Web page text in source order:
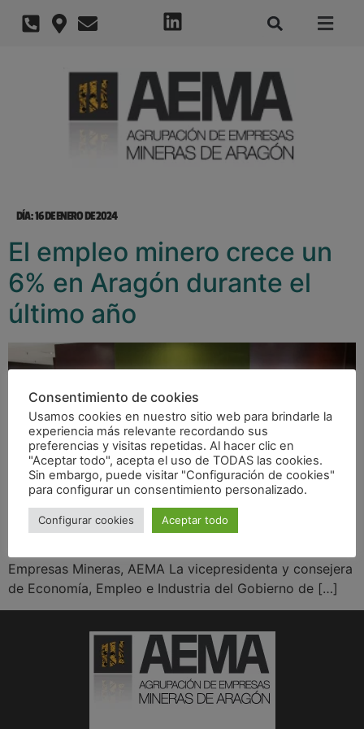
DÍA:16 DE ENERO DE 2024
El empleo minero crece un
6% en Aragón durante el
último año
La vicepresidenta, Mar Vaquero, ha clausurado en
Empresas Mineras, AEMA La vicepresidenta y consejera
de Economía, Empleo e Industria del Gobierno de […]
Consentimiento de cookies
Usamos cookies en nuestro sitio web para brindarle la
experiencia más relevante recordando sus
preferencias y visitas repetidas. Al hacer clic en
"Aceptar todo", acepta el uso de TODAS las cookies.
Sin embargo, puede visitar "Configuración de cookies"
para configurar un consentimiento personalizado.
Configurar cookies Aceptar todo